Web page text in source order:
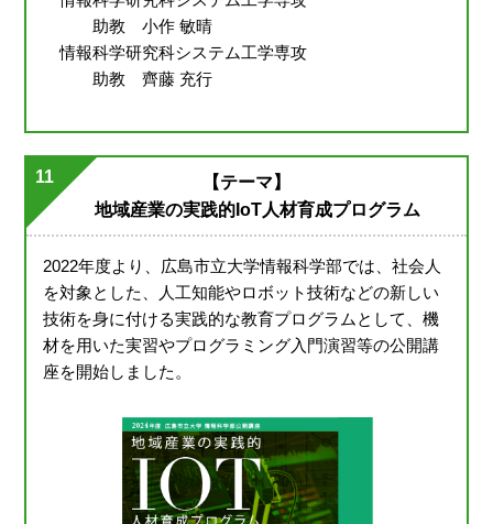
助教 小作 敏晴
情報科学研究科システム工学専攻
助教 齊藤 充行
11
【テーマ】
地域産業の実践的IoT人材育成プログラム
2022年度より、広島市立大学情報科学部では、社会人
を対象とした、人工知能やロボット技術などの新しい
技術を身に付ける実践的な教育プログラムとして、機
材を用いた実習やプログラミング入門演習等の公開講
座を開始しました。